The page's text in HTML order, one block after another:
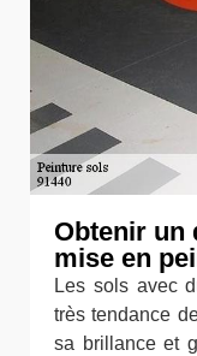
Obtenir un
mise en
Les sols avec
très tendance
sa brillance et